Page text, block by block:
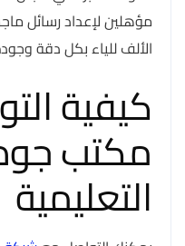
مؤهلين لإعداد رسائل
الألف للياء بكل دقة
كيفية
مكتب
التعليمية